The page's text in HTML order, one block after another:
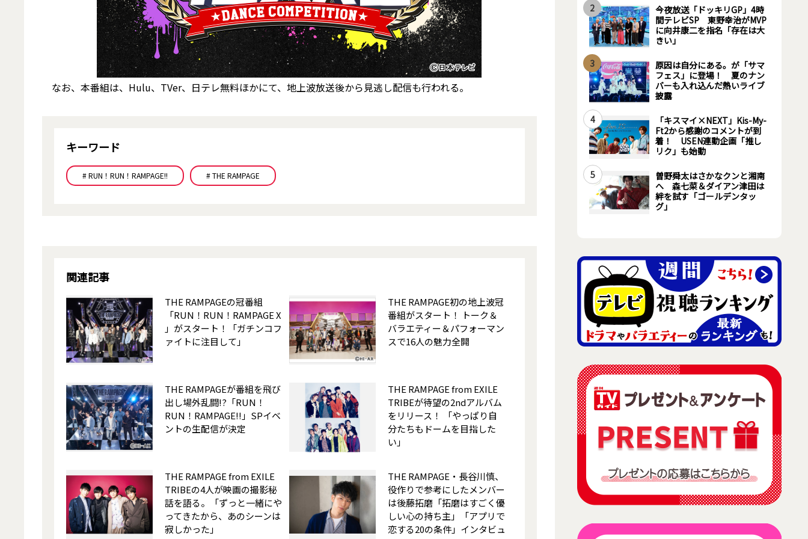
なお、本番組は、Hulu、TVer、日テレ無料ほかにて、地上波放送後から見逃し配信も行われる。
キーワード
# RUN！RUN！RAMPAGE!! # THE RAMPAGE
関連記事
THE RAMPAGEの冠番組
「RUN！RUN！RAMPAGE X
」がスタート！「ガチンコフ
ァイトに注目して」
THE RAMPAGE初の地上波冠
番組がスタート！ トーク＆
バラエティー＆パフォーマン
スで16人の魅力全開
THE RAMPAGEが番組を飛び
出し場外乱闘!?「RUN！
RUN！RAMPAGE!!」SPイベ
ントの生配信が決定
THE RAMPAGE from EXILE
TRIBEが待望の2ndアルバム
をリリース！ 「やっぱり自
分たちもドームを目指した
い」
THE RAMPAGE from EXILE
TRIBEの4人が映画の撮影秘
話を語る。「ずっと一緒にや
ってきたから、あのシーンは
寂しかった」
THE RAMPAGE・長谷川慎、
役作りで参考にしたメンバー
は後藤拓磨「拓磨はすごく優
しい心の持ち主」――「アプリで
恋する20の条件」インタビュ
2
今夜放送「ドッキリGP」4時
間テレビSP 東野幸治がMVP
に向井康二を指名「存在は大
きい」
3
原因は自分にある。が「サマ
フェス」に登場！ 夏のナン
バーも入れ込んだ熱いライブ
披露
4
「キスマイ×NEXT」Kis-My-
Ft2から感謝のコメントが到
着！ USEN連動企画「推し
リク」も始動
5
曽野舜太はさかなクンと湘南
へ 森七菜＆ダイアン津田は
絆を試す「ゴールデンタッ
グ」